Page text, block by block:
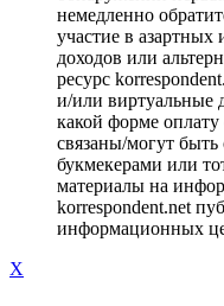
немедленно
участие в азартных
доходов или
ресурс
и/или виртуальные
какой форме
связаны/могут
букмекерами или
материалы на
korrespondent.net
информационных
X